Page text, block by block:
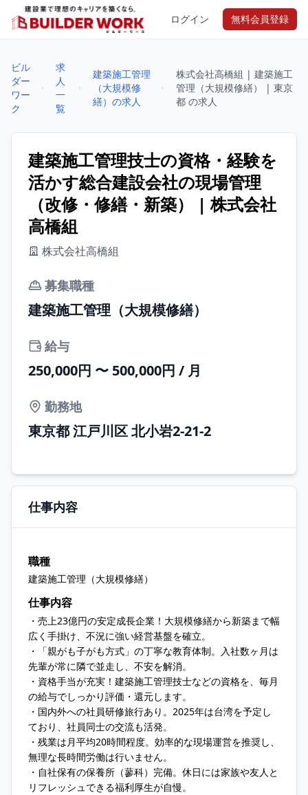
ログイン 無料会員登録
ビル
ダー
ワー
ク
求
人
一
覧
建築施工管理
（大規模修
繕）の求人
株式会社高橋組 | 建築施工
管理（大規模修繕） | 東京
都 の求人
建築施工管理技士の資格・経験を
活かす総合建設会社の現場管理
（改修・修繕・新築） | 株式会社
高橋組
株式会社高橋組
募集職種
建築施工管理（大規模修繕）
給与
250,000円 〜 500,000円 / 月
勤務地
東京都 江戸川区 北小岩2-21-2
仕事内容
職種
建築施工管理（大規模修繕）
仕事内容
・売上23億円の安定成長企業！大規模修繕から新築まで幅
広く手掛け、不況に強い経営基盤を確立。
・「親がも子がも方式」の丁寧な教育体制。入社数ヶ月は
先輩が常に隣で並走し、不安を解消。
・資格手当が充実！建築施工管理技士などの資格を、毎月
の給与でしっかり評価・還元します。
・国内外への社員研修旅行あり。2025年は台湾を予定し
ており、社員同士の交流も活発。
・残業は月平均20時間程度。効率的な現場運営を推奨し、
無理な長時間労働は行いません。
・自社保有の保養所（蓼科）完備。休日には家族や友人と
リフレッシュできる福利厚生が自慢。